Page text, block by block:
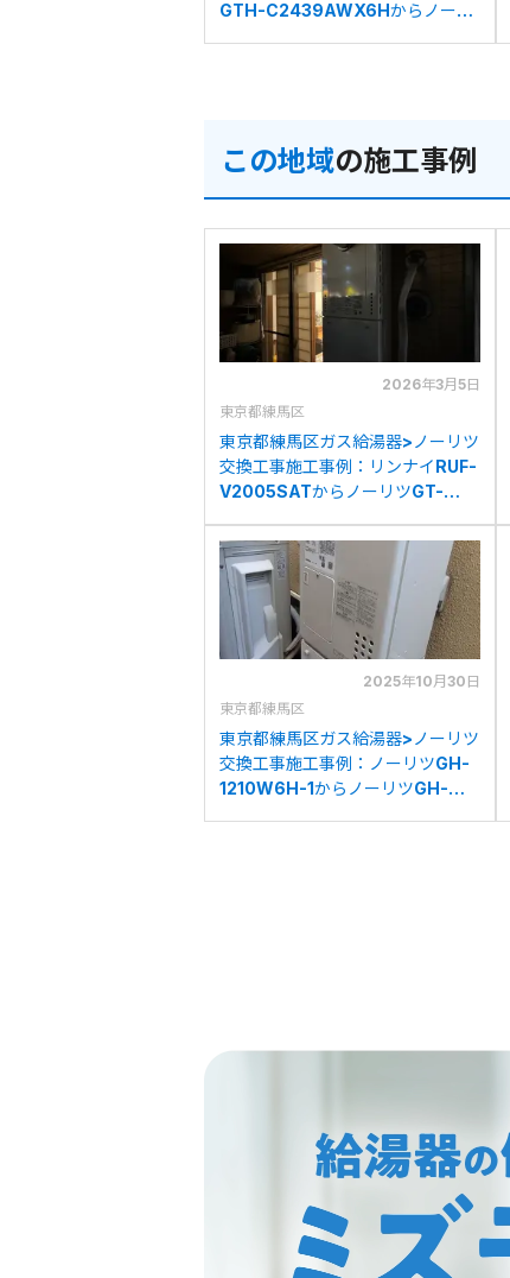
GTH-C2439AWX6Hからノーリ
この地域の施工事例
2026年3月5日
東京都練馬区
東京都練馬区ガス給湯器>ノーリツ
交換工事施工事例：リンナイRUF-
V2005SATからノーリツGT-
2025年10月30日
東京都練馬区
東京都練馬区ガス給湯器>ノーリツ
交換工事施工事例：ノーリツGH-
1210W6H-1からノーリツGH-